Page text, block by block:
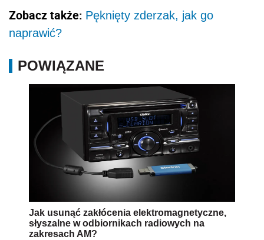
Zobacz także: Pęknięty zderzak, jak go
naprawić?
POWIĄZANE
Jak usunąć zakłócenia elektromagnetyczne,
słyszalne w odbiornikach radiowych na
zakresach AM?